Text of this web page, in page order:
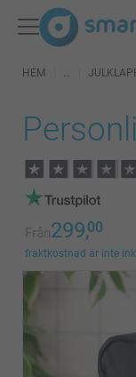
HEM
Från299,00
fraktkostnad är inte